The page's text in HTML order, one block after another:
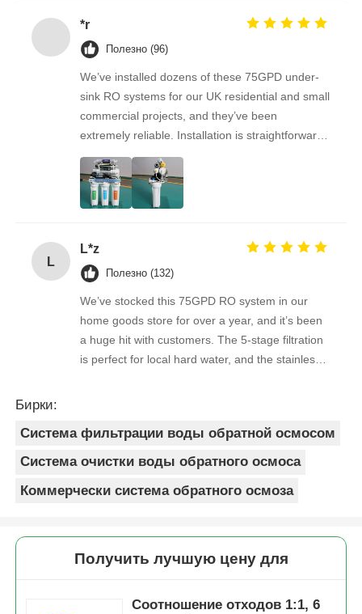
*r
Полезно (96)
We’ve installed dozens of these 75GPD under-
sink RO systems for our UK residential and small
commercial projects, and they’ve been
extremely reliable. Installation is straightforward,
the filters are easy to replace, and the water
quality feedback from clients has been
overwhelmingly positive. The supplier is great to
work with — orders arrive on time, packaging is
consistent. As a repeat buyer, we couldn’t be
happier with both the product and the service.
L
L*z
Полезно (132)
We’ve stocked this 75GPD RO system in our
home goods store for over a year, and it’s been
a huge hit with customers. The 5-stage filtration
is perfect for local hard water, and the stainless
complaints from customers, and very few
returns. Great product to carry!
Бирки:
Система фильтрации воды обратной осмосом
Система очистки воды обратного осмоса
Коммерчески система обратного осмоза
Получить лучшую цену для
Соотношение отходов 1:1, 6